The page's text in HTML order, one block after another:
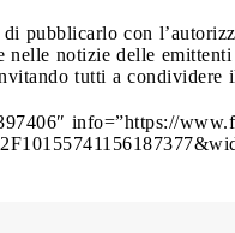
pubblicarlo con
nelle notizie delle
tutti a condividere
info=”https://